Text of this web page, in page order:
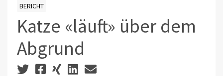
BERICHT
Katze «läuft» über dem
Abgrund